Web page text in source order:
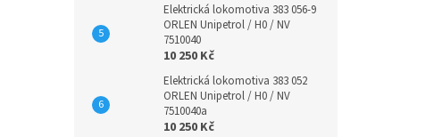
Elektrická lokomotiva 383 056-9
ORLEN Unipetrol / H0 / NV
7510040
10 250 Kč
Elektrická lokomotiva 383 052
ORLEN Unipetrol / H0 / NV
7510040a
10 250 Kč